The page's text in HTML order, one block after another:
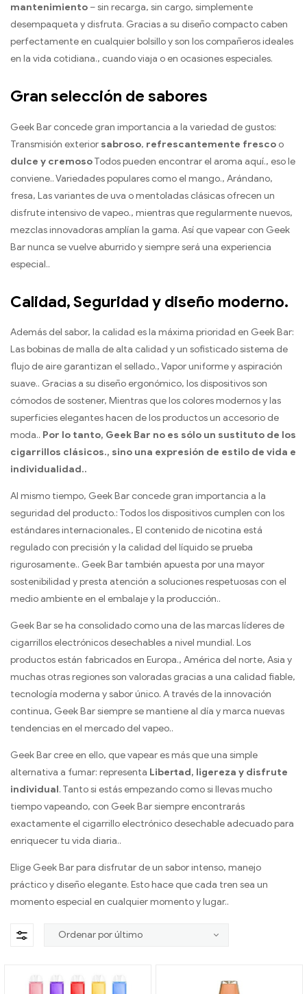
mantenimiento – sin recarga, sin cargo, simplemente
desempaqueta y disfruta. Gracias a su diseño compacto caben
perfectamente en cualquier bolsillo y son los compañeros ideales
en la vida cotidiana., cuando viaja o en ocasiones especiales.
Gran selección de sabores
Geek Bar concede gran importancia a la variedad de gustos:
Transmisión exterior sabroso, refrescantemente fresco o
dulce y cremosoTodos pueden encontrar el aroma aquí., eso le
conviene.. Variedades populares como el mango., Arándano,
fresa, Las variantes de uva o mentoladas clásicas ofrecen un
disfrute intensivo de vapeo., mientras que regularmente nuevos,
mezclas innovadoras amplían la gama. Así que vapear con Geek
Bar nunca se vuelve aburrido y siempre será una experiencia
especial..
Calidad, Seguridad y diseño moderno.
Además del sabor, la calidad es la máxima prioridad en Geek Bar:
Las bobinas de malla de alta calidad y un sofisticado sistema de
flujo de aire garantizan el sellado., Vapor uniforme y aspiración
suave.. Gracias a su diseño ergonómico, los dispositivos son
cómodos de sostener, Mientras que los colores modernos y las
superficies elegantes hacen de los productos un accesorio de
moda.. Por lo tanto, Geek Bar no es sólo un sustituto de los
cigarrillos clásicos., sino una expresión de estilo de vida e
individualidad..
Al mismo tiempo, Geek Bar concede gran importancia a la
seguridad del producto.: Todos los dispositivos cumplen con los
estándares internacionales., El contenido de nicotina está
regulado con precisión y la calidad del líquido se prueba
rigurosamente.. Geek Bar también apuesta por una mayor
sostenibilidad y presta atención a soluciones respetuosas con el
medio ambiente en el embalaje y la producción..
Geek Bar se ha consolidado como una de las marcas líderes de
cigarrillos electrónicos desechables a nivel mundial. Los
productos están fabricados en Europa., América del norte, Asia y
muchas otras regiones son valoradas gracias a una calidad fiable,
tecnología moderna y sabor único. A través de la innovación
continua, Geek Bar siempre se mantiene al día y marca nuevas
tendencias en el mercado del vapeo..
Geek Bar cree en ello, que vapear es más que una simple
alternativa a fumar: representa Libertad, ligereza y disfrute
individual. Tanto si estás empezando como si llevas mucho
tiempo vapeando, con Geek Bar siempre encontrarás
exactamente el cigarrillo electrónico desechable adecuado para
enriquecer tu vida diaria..
Elige Geek Bar para disfrutar de un sabor intenso, manejo
práctico y diseño elegante. Esto hace que cada tren sea un
momento especial en cualquier momento y lugar..